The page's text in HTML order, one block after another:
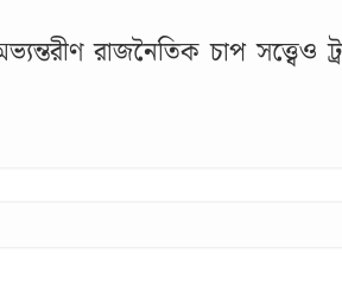
রাজনৈতিক চাপ সত্ত্বেও